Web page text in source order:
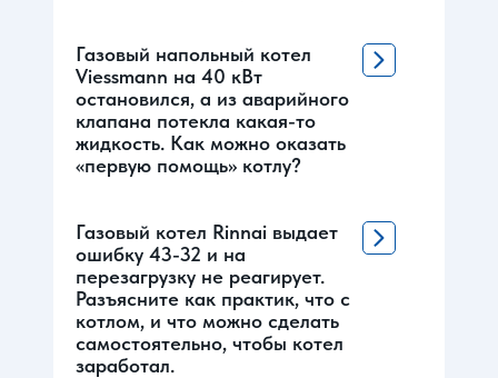
Газовый напольный котел
Viessmann на 40 кВт
остановился, а из аварийного
клапана потекла какая-то
жидкость. Как можно оказать
«первую помощь» котлу?
Газовый котел Rinnai выдает
ошибку 43-32 и на
перезагрузку не реагирует.
Разъясните как практик, что с
котлом, и что можно сделать
самостоятельно, чтобы котел
заработал.